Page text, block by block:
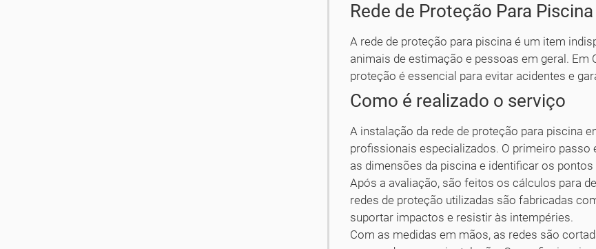
Rede de Proteção Para
A rede de proteção para piscina é um item
animais de estimação e pessoas em geral. Em
proteção é essencial para evitar acidentes e
Como é realizado o serviço
A instalação da rede de proteção para piscina
profissionais especializados. O primeiro passo
as dimensões da piscina e identificar os pontos
Após a avaliação, são feitos os cálculos para
redes de proteção utilizadas são fabricadas
suportar impactos e resistir às intempéries.
Com as medidas em mãos, as redes são